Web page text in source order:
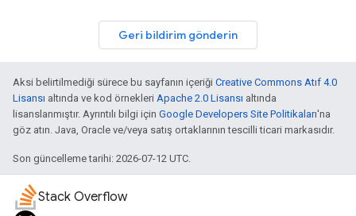
Geri bildirim gönderin
Aksi belirtilmediği sürece bu sayfanın içeriği Creative Commons Atıf 4.0
Lisansı altında ve kod örnekleri Apache 2.0 Lisansı altında
lisanslanmıştır. Ayrıntılı bilgi için Google Developers Site Politikaları'na
göz atın. Java, Oracle ve/veya satış ortaklarının tescilli ticari markasıdır.
Son güncelleme tarihi: 2026-07-12 UTC.
Stack Overflow